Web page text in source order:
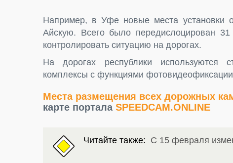
Например, в Уфе новые места установки
Айскую. Всего было передислоцирован
контролировать ситуацию на дорогах.
На дорогах республики используются
комплексы с функциями
Места размещения всех дорожных
карте портала SPEEDCAM.ONLINE
Читайте также: С 15 февраля